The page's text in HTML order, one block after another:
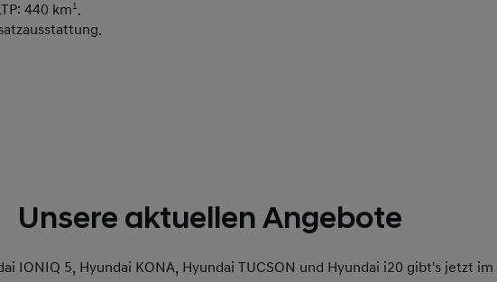
440 km1.
Unsere aktuellen Angebote
IONIQ 5, Hyundai KONA, Hyundai TUCSON und Hyundai i20 gibt's jetzt im